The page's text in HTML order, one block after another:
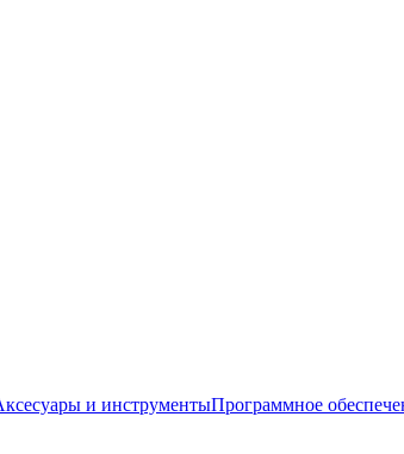
и инструментыПрограммное